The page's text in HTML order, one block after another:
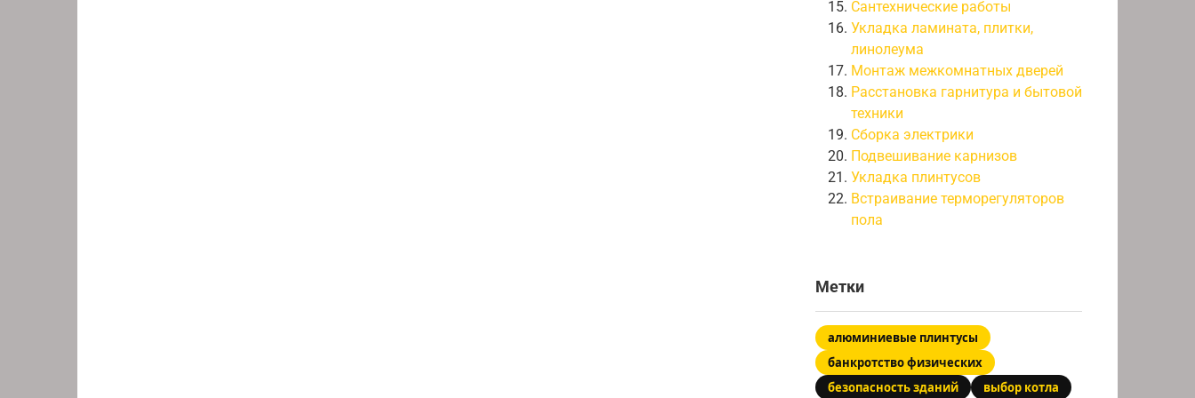
Сантехнические работы
Укладка ламината, плитки,
линолеума
Монтаж межкомнатных дверей
Расстановка гарнитура и бытовой
техники
Сборка электрики
Подвешивание карнизов
Укладка плинтусов
Встраивание терморегуляторов
пола
Метки
алюминиевые плинтусы
банкротство физических
безопасность зданий
выбор котла